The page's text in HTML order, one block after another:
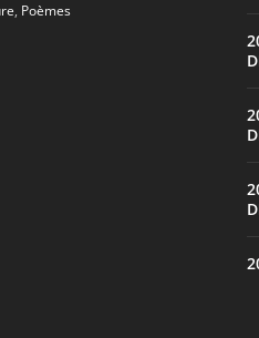
, Poèmes